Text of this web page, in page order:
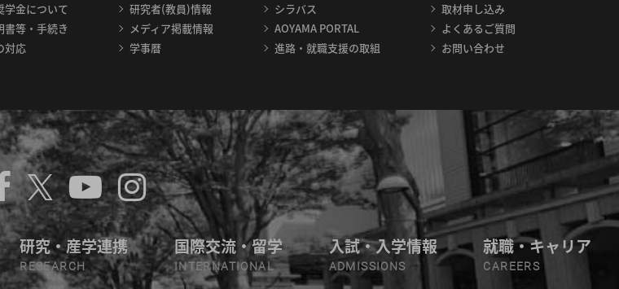
学金について
書等・手続き
対応
研究者(教員)情報
メディア掲載情報
学事暦
シラバス
AOYAMA PORTAL
進路・就職支援の取組
取材申し込み
よくあるご質問
お問い合わせ
研究・産学連携
RESEARCH
国際交流・留学
INTERNATIONAL
入試・入学情報
ADMISSIONS
就職・キャリア
CAREERS